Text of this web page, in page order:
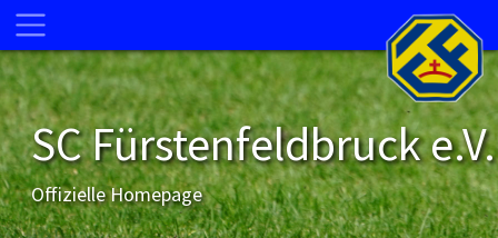
SC Fürstenfeldbruck e.V.
Offizielle Homepage